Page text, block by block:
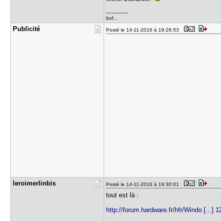
---------------
bof...
Publicité Posté le 14-11-2016 à 19:26:53
leroimerli​nbis Posté le 14-11-2016 à 19:30:01
tout est là :
http://forum.hardware.fr/hfr/Windo [...]